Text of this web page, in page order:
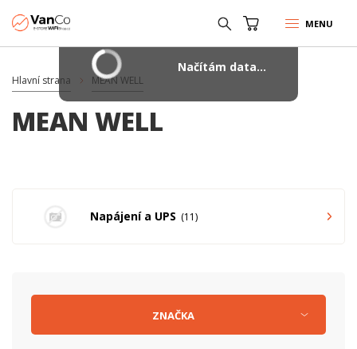
MENU
Hlavní strana MEAN WELL
MEAN WELL
Napájení a UPS 11
ZNAČKA
Načítám data...